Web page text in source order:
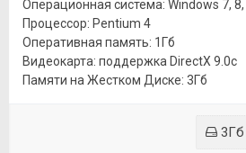
Операционная система: Windows 7, 8,
Процессор: Pentium 4
Оперативная память: 1Гб
Видеокарта: поддержка DirectX 9.0c
Памяти на Жестком Диске: 3Гб
3Гб